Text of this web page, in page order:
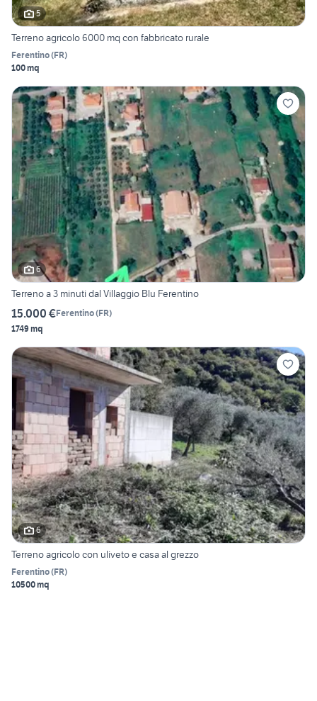
5
Terreno agricolo 6000 mq con fabbricato rurale
Ferentino(FR)
100 mq
6
Terreno a 3 minuti dal Villaggio Blu Ferentino
15.000 €Ferentino(FR)
1749 mq
6
Terreno agricolo con uliveto e casa al grezzo
Ferentino(FR)
10500 mq